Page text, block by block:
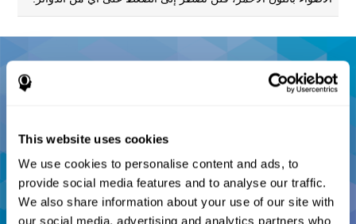
This website uses cookies
We use cookies to personalise content and ads, to
provide social media features and to analyse our traffic.
We also share information about your use of our site with
our social media, advertising and analytics partners who